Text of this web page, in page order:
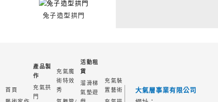
兔子造型拱門
首頁
產品製
作
充氣拱
門
充氣魔
術特效
秀
活動租
賃
溜滑梯
氣墊遊
充氣裝
置藝術
大氣層事業有限公司